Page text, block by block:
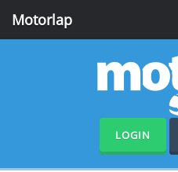
Motorlap
LOGIN